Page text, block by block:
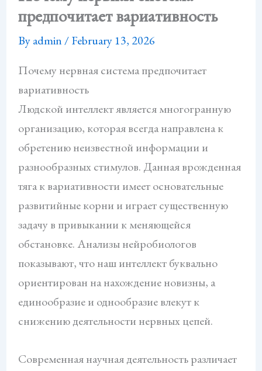
предпочитает вариативность
Byadmin/February 13, 2026
Почему нервная система предпочитает
вариативность
Людской интеллект является многогранную
организацию, которая всегда направлена к
обретению неизвестной информации и
разнообразных стимулов. Данная врожденная
тяга к вариативности имеет основательные
развитийные корни и играет существенную
задачу в привыкании к меняющейся
обстановке. Анализы нейробиологов
показывают, что наш интеллект буквально
ориентирован на нахождение новизны, а
единообразие и однообразие влекут к
снижению деятельности нервных цепей.
Современная научная деятельность различает